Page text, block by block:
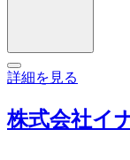
詳細を見る
株式会社イ